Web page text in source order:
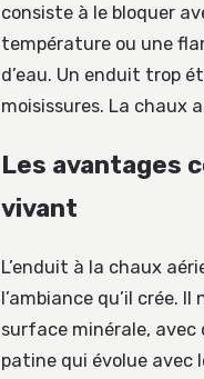
consiste à le bloquer
température ou une
d’eau. Un enduit trop
moisissures. La chaux
Les avantages
vivant
L’enduit à la chaux
l’ambiance qu’il crée.
surface minérale,
patine qui évolue avec